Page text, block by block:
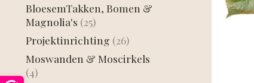
BloesemTakken, Bomen &
Magnolia's (25)
Projektinrichting (26)
Moswanden & Moscirkels
(4)